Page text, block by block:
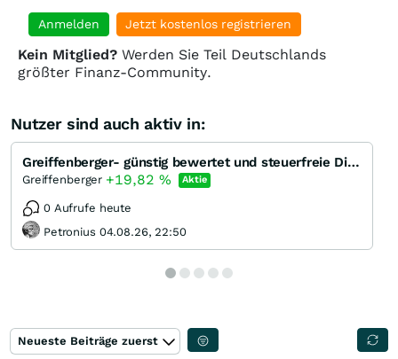
Anmelden Jetzt kostenlos registrieren
Kein Mitglied? Werden Sie Teil Deutschlands
größter Finanz-Community.
Nutzer sind auch aktiv in:
Greiffenberger- günstig bewertet und steuerfreie Dividende
Greiffenberger +19,82% Aktie
0 Aufrufe heute
Petronius 04.08.26, 22:50
Neueste Beiträge zuerst